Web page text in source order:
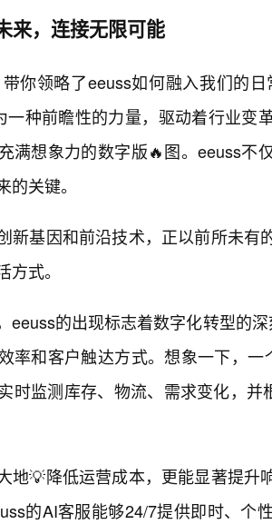
来，连接无限可能
你领略了eeuss如何融入我们的
一种前瞻性的力量，驱动着行业变
满想象力的数字版🔥图。eeuss不
的关键。
新基因和前沿技术，正以前所未有
式。
eeuss的出现标志着数字化转型的
率和客户触达方式。想象一下，
时监测库存、物流、需求变化，并
地💡降低运营成本，更能显著提升
的AI客服能够24/7提供即时、个